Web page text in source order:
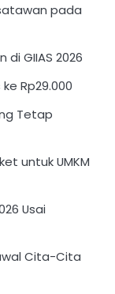
pada
di GIIAS 2026
Rp29.000
Tetap
untuk UMKM
Usai
Cita-Cita